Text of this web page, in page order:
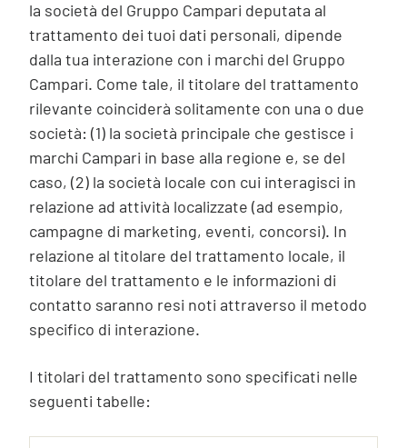
la società del Gruppo Campari deputata al
trattamento dei tuoi dati personali, dipende
dalla tua interazione con i marchi del Gruppo
Campari. Come tale, il titolare del trattamento
rilevante coinciderà solitamente con una o due
società: (1) la società principale che gestisce i
marchi Campari in base alla regione e, se del
caso, (2) la società locale con cui interagisci in
relazione ad attività localizzate (ad esempio,
campagne di marketing, eventi, concorsi). In
relazione al titolare del trattamento locale, il
titolare del trattamento e le informazioni di
contatto saranno resi noti attraverso il metodo
specifico di interazione.
I titolari del trattamento sono specificati nelle
seguenti tabelle: